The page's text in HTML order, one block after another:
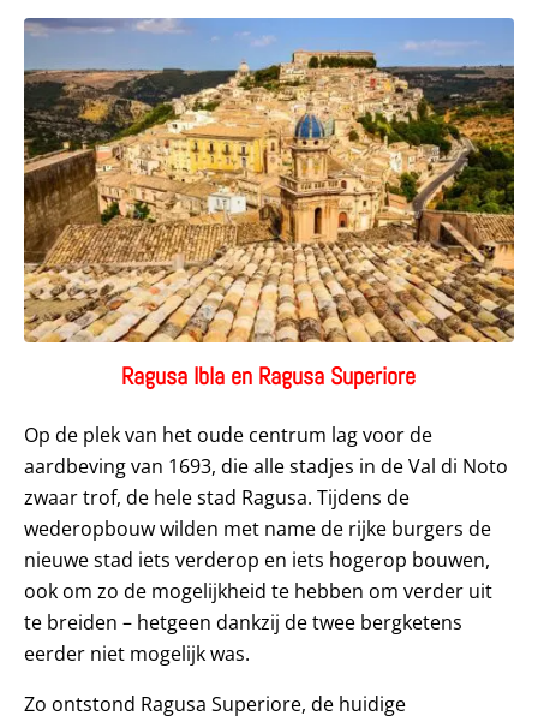
Ragusa Ibla en Ragusa Superiore
Op de plek van het oude centrum lag voor de
aardbeving van 1693, die alle stadjes in de Val di Noto
zwaar trof, de hele stad Ragusa. Tijdens de
wederopbouw wilden met name de rijke burgers de
nieuwe stad iets verderop en iets hogerop bouwen,
ook om zo de mogelijkheid te hebben om verder uit
te breiden – hetgeen dankzij de twee bergketens
eerder niet mogelijk was.
Zo ontstond Ragusa Superiore, de huidige